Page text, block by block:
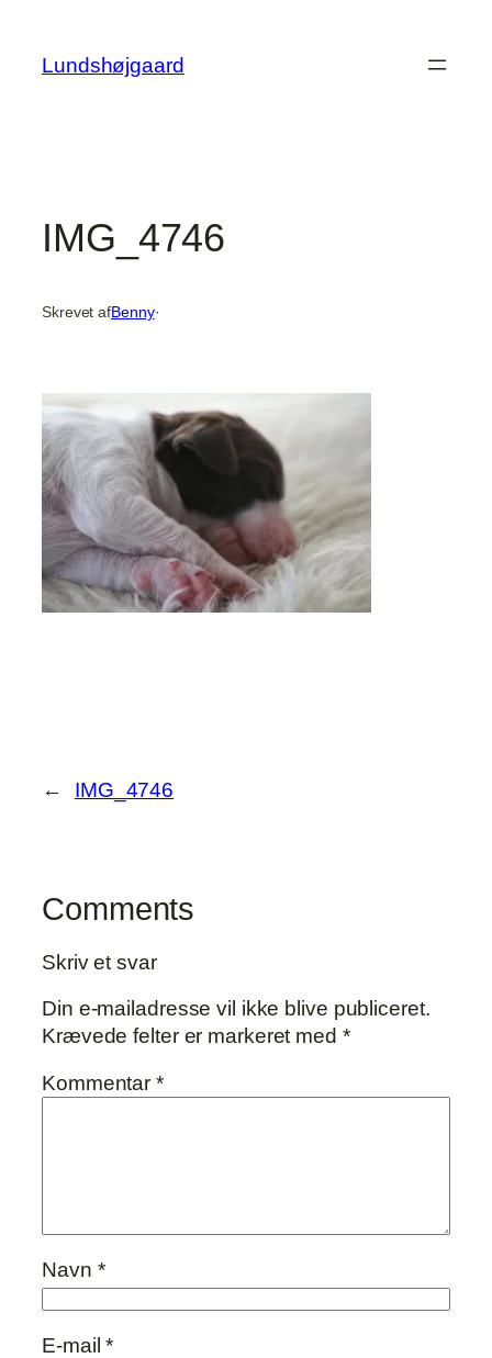
indhold
Lundshøjgaard
IMG_4746
Skrevet afBenny·
← IMG_4746
Comments
Skriv et svar
Din e-mailadresse vil ikke blive publiceret.
Krævede felter er markeret med *
Kommentar*
Navn *
E-mail*